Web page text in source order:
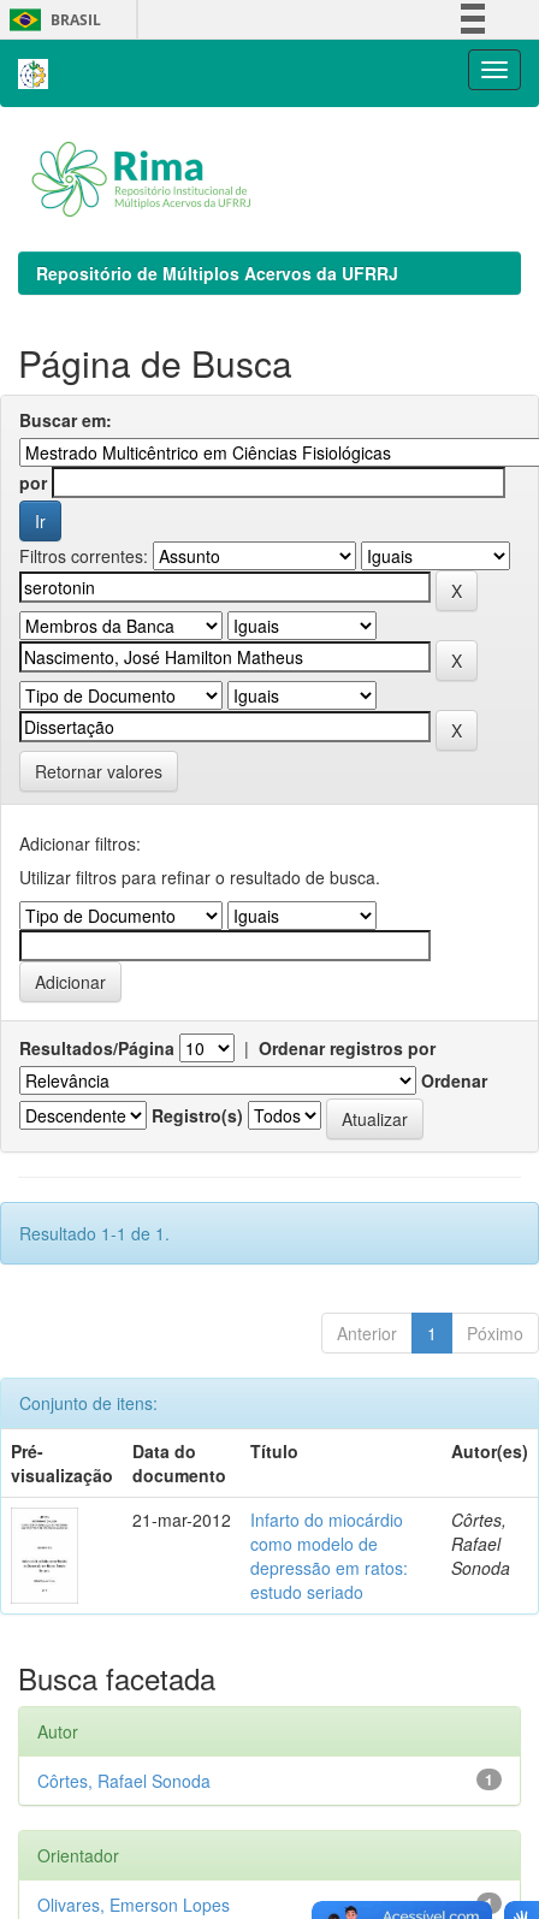
Skip
navigation
BRASIL
Repositório de Múltiplos Acervos da UFRRJ
Página de Busca
Buscar em:
por
Filtros correntes:
Retornar valores
Adicionar filtros:
Utilizar filtros para refinar o resultado de busca.
Resultados/Página | Ordenar registros por
Ordenar
Registro(s)
Resultado 1-1 de 1.
Anterior 1 Póximo
Conjunto de itens:
Pré-
visualização
Data do
documento
Título Autor(es)
21-mar-2012
Infarto do miocárdio
como modelo de
depressão em ratos:
estudo seriado
Côrtes,
Rafael
Sonoda
Busca facetada
Autor
1
Côrtes, Rafael Sonoda
Orientador
1
Olivares, Emerson Lopes